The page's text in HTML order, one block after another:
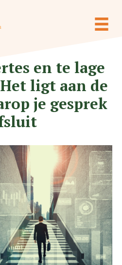
en te lage
ligt aan de
je gesprek